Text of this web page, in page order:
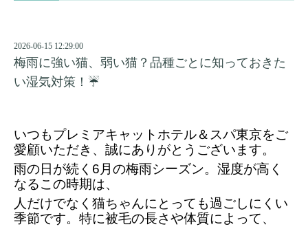
2026-06-15 12:29:00
梅雨に強い猫、弱い猫？品種ごとに知っておきた
い湿気対策！☔
いつもプレミアキャットホテル＆スパ東京をご
愛顧いただき、誠にありがとうございます。
雨の日が続く6月の梅雨シーズン。湿度が高く
なるこの時期は、
人だけでなく猫ちゃんにとっても過ごしにくい
季節です。特に被毛の長さや体質によって、